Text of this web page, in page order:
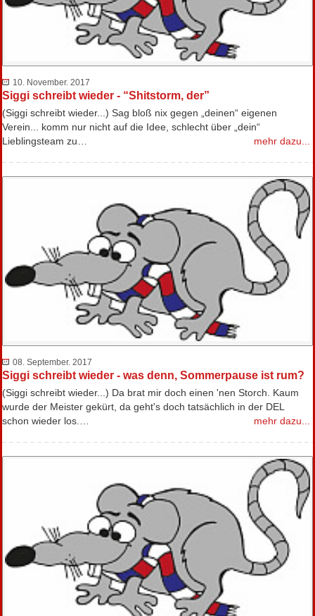
10. November. 2017
Siggi schreibt wieder - “Shitstorm, der”
(Siggi schreibt wieder...) Sag bloß nix gegen „deinen“ eigenen
Verein... komm nur nicht auf die Idee, schlecht über „dein“
Lieblingsteam zu…
mehr dazu...
08. September. 2017
Siggi schreibt wieder - was denn, Sommerpause ist rum?
(Siggi schreibt wieder...) Da brat mir doch einen 'nen Storch. Kaum
wurde der Meister gekürt, da geht's doch tatsächlich in der DEL
schon wieder los.…
mehr dazu...